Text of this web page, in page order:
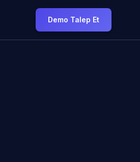
Demo Talep Et